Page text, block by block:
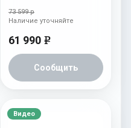
73 599 р
61 990 e
Сообщить
Наличие уточняйте
Видео